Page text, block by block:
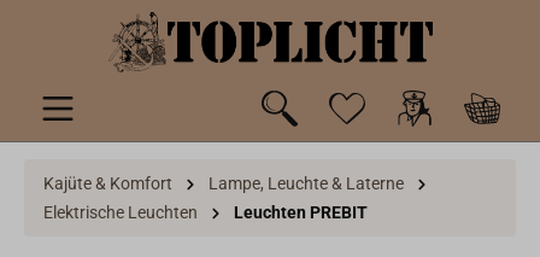
springen
Kajüte & Komfort
Lampe, Leuchte & Laterne
Elektrische Leuchten
Leuchten PREBIT